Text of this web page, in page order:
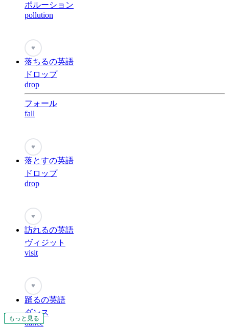
もっと見る
もっと見る
もっと見る
もっと見る
もっと見る
もっと見る
ポルーション
pollution
♥
落ちるの英語
ドロップ
drop
フォール
fall
♥
落とすの英語
ドロップ
drop
♥
訪れるの英語
ヴィジット
visit
♥
踊るの英語
ダンス
dance
もっと見る
もっと見る
もっと見る
もっと見る
もっと見る
もっと見る
もっと見る
もっと見る
もっと見る
もっと見る
もっと見る
もっと見る
もっと見る
もっと見る
もっと見る
もっと見る
もっと見る
もっと見る
もっと見る
もっと見る
もっと見る
もっと見る
もっと見る
もっと見る
もっと見る
もっと見る
もっと見る
もっと見る
もっと見る
もっと見る
もっと見る
もっと見る
もっと見る
もっと見る
もっと見る
もっと見る
もっと見る
もっと見る
もっと見る
もっと見る